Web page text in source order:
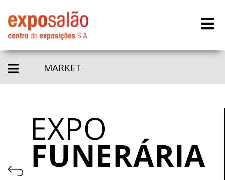
MARKET